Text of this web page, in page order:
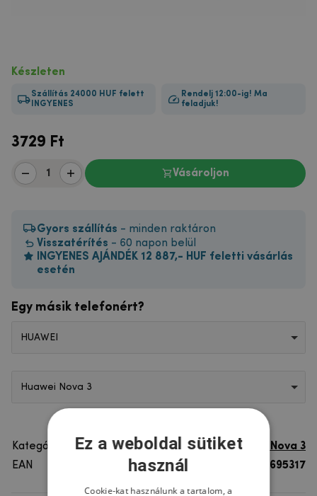
Készleten
Szállítás 24000 HUF felett
INGYENES
Rendelj 12:00-ig! Ma
feladjuk!
3729 Ft
Vásároljon
Gyors szállítás - minden raktáron
Visszatérítés - 60 napon belül
INGYENES AJÁNDÉK 12 887,- HUF feletti vásárlás
esetén
Egy másik telefonért?
HUAWEI
Huawei Nova 3
Kategória
Huawei Nova 3
EAN
8596579695317
Ez a weboldal sütiket
használ
Cookie-kat használunk a tartalom, a